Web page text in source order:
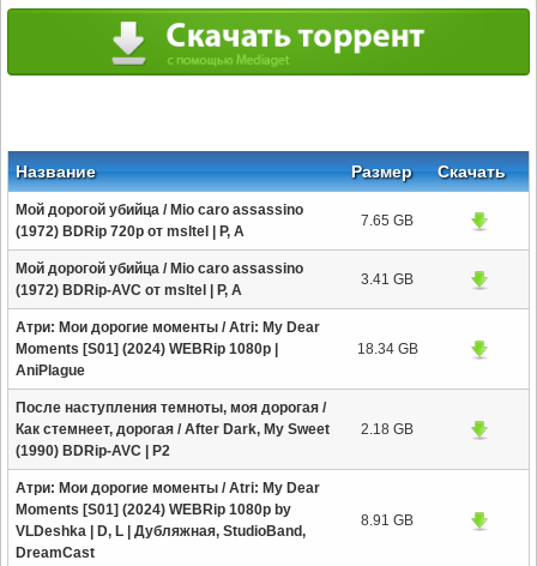
Название Размер Скачать
Мой дорогой убийца / Mio caro assassino
(1972) BDRip 720p от msltel | P, A
7.65 GB
Мой дорогой убийца / Mio caro assassino
(1972) BDRip-AVC от msltel | P, A
3.41 GB
Атри: Мои дорогие моменты / Atri: My Dear
Moments [S01] (2024) WEBRip 1080p |
AniPlague
18.34 GB
После наступления темноты, моя дорогая /
Как стемнеет, дорогая / After Dark, My Sweet
(1990) BDRip-AVC | P2
2.18 GB
Атри: Мои дорогие моменты / Atri: My Dear
Moments [S01] (2024) WEBRip 1080p by
VLDeshka | D, L | Дубляжная, StudioBand,
DreamCast
8.91 GB